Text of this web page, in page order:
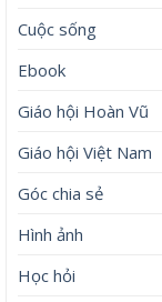
Cuộc sống
Ebook
Giáo hội Hoàn Vũ
Giáo hội Việt Nam
Góc chia sẻ
Hình ảnh
Học hỏi